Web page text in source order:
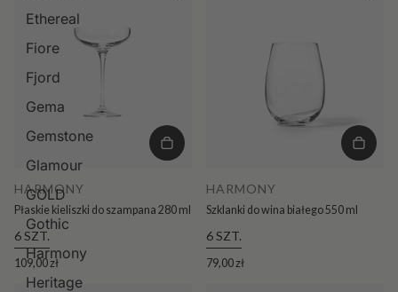
Ethereal
Fiore
Fjord
Gema
Gemstone
Glamour
GOLD
Gothic
Harmony
Heritage
HARMONY
Płaskie kieliszki do szampana 280 ml
6 SZT.
109,00 zł
HARMONY
Szklanki do wina białego 550 ml
6 SZT.
79,00 zł